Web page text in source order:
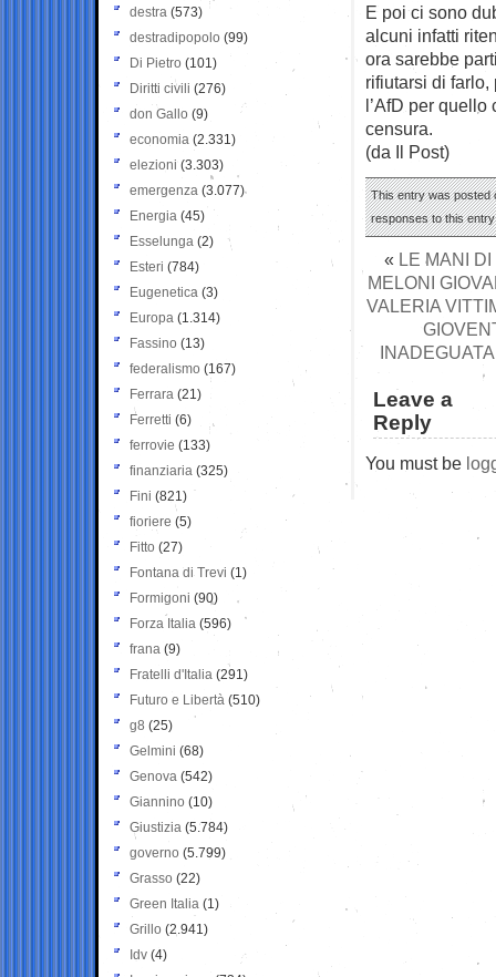
E poi ci sono
alcuni infatti
ora sarebbe
rifiutarsi di
l’AfD per
censura.
(da Il Post)
This entry was posted
responses to this
« LE MANI DI
MELONI
VALERIA
Leave a
Reply
You must be
destra (573)
destradipopolo (99)
Di Pietro (101)
Diritti civili (276)
don Gallo (9)
economia (2.331)
elezioni (3.303)
emergenza (3.077)
Energia (45)
Esselunga (2)
Esteri (784)
Eugenetica (3)
Europa (1.314)
Fassino (13)
federalismo (167)
Ferrara (21)
Ferretti (6)
ferrovie (133)
finanziaria (325)
Fini (821)
fioriere (5)
Fitto (27)
Fontana di Trevi (1)
Formigoni (90)
Forza Italia (596)
frana (9)
Fratelli d'Italia (291)
Futuro e Libertà (510)
g8 (25)
Gelmini (68)
Genova (542)
Giannino (10)
Giustizia (5.784)
governo (5.799)
Grasso (22)
Green Italia (1)
Grillo (2.941)
Idv (4)